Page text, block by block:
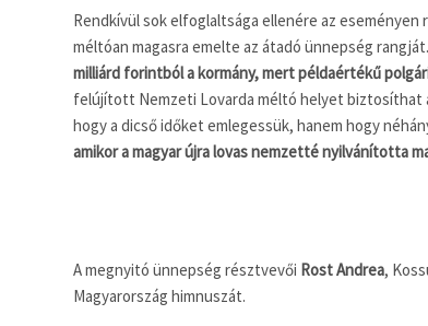
Rendkívül sok elfoglaltsága ellenére az
méltóan magasra emelte az átadó ünnepség
milliárd forintból a kormány, mert példaértékű
felújított Nemzeti Lovarda méltó helyet biztosíthat
hogy a dicső időket emlegessük, hanem hogy
amikor a magyar újra lovas nemzetté nyilvánította
A megnyitó ünnepség résztvevői Rost Andrea,
Magyarország himnuszát.